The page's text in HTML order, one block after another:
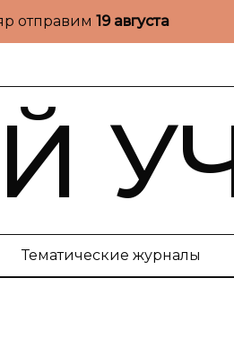
отправим 19 августа
Тематические журналы